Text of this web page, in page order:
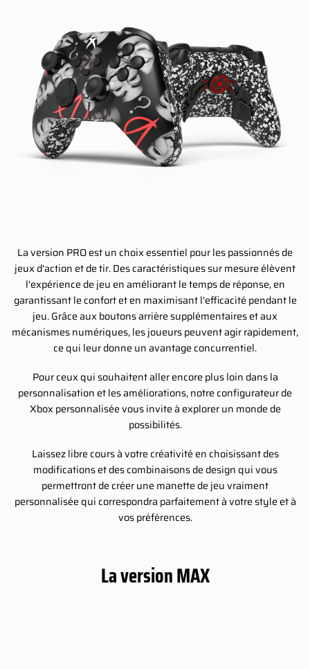
La version PRO est un choix essentiel pour les passionnés de
jeux d'action et de tir. Des caractéristiques sur mesure élèvent
l'expérience de jeu en améliorant le temps de réponse, en
garantissant le confort et en maximisant l'efficacité pendant le
jeu. Grâce aux boutons arrière supplémentaires et aux
mécanismes numériques, les joueurs peuvent agir rapidement,
ce qui leur donne un avantage concurrentiel.
Pour ceux qui souhaitent aller encore plus loin dans la
personnalisation et les améliorations, notre configurateur de
Xbox personnalisée vous invite à explorer un monde de
possibilités.
Laissez libre cours à votre créativité en choisissant des
modifications et des combinaisons de design qui vous
permettront de créer une manette de jeu vraiment
personnalisée qui correspondra parfaitement à votre style et à
vos préférences.
La version MAX